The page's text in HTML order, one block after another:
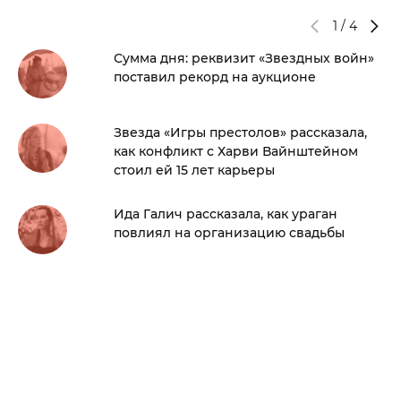
1 / 4
Сумма дня: реквизит «Звездных войн»
поставил рекорд на аукционе
Звезда «Игры престолов» рассказала,
как конфликт с Харви Вайнштейном
стоил ей 15 лет карьеры
Ида Галич рассказала, как ураган
повлиял на организацию свадьбы